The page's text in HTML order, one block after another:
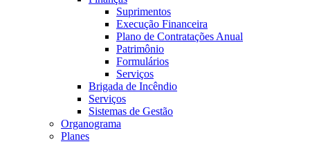
Suprimentos
Execução Financeira
Plano de Contratações Anual
Patrimônio
Formulários
Serviços
Brigada de Incêndio
Serviços
Sistemas de Gestão
Organograma
Planes